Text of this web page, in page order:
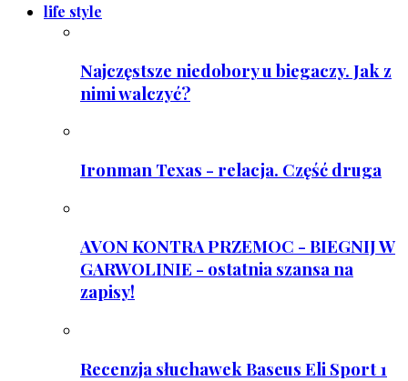
life style
Najczęstsze niedobory u biegaczy. Jak z
nimi walczyć?
Ironman Texas - relacja. Część druga
AVON KONTRA PRZEMOC - BIEGNIJ W
GARWOLINIE - ostatnia szansa na
zapisy!
Recenzja słuchawek Baseus Eli Sport 1